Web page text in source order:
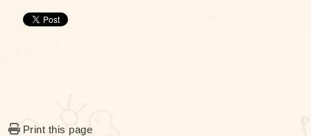
Print this page